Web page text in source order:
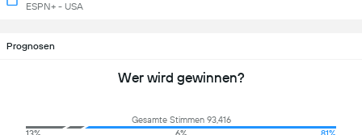
ESPN+ - USA
Prognosen
Wer wird gewinnen?
Gesamte Stimmen 93,416